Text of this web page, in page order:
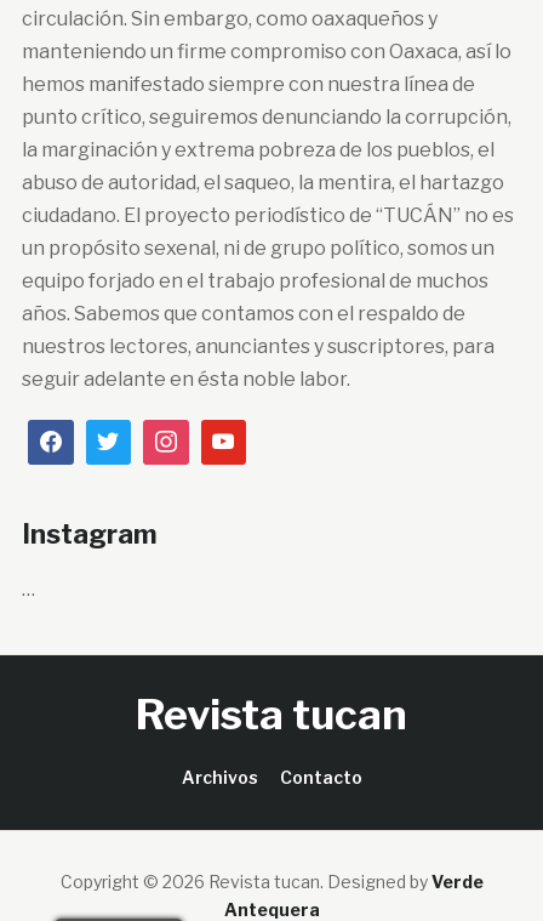
circulación. Sin embargo, como oaxaqueños y
manteniendo un firme compromiso con Oaxaca, así lo
hemos manifestado siempre con nuestra línea de
punto crítico, seguiremos denunciando la corrupción,
la marginación y extrema pobreza de los pueblos, el
abuso de autoridad, el saqueo, la mentira, el hartazgo
ciudadano. El proyecto periodístico de “TUCÁN” no es
un propósito sexenal, ni de grupo político, somos un
equipo forjado en el trabajo profesional de muchos
años. Sabemos que contamos con el respaldo de
nuestros lectores, anunciantes y suscriptores, para
seguir adelante en ésta noble labor.
Instagram
…
Revista tucan
Archivos Contacto
Copyright © 2026 Revista tucan. Designed byVerde
Antequera